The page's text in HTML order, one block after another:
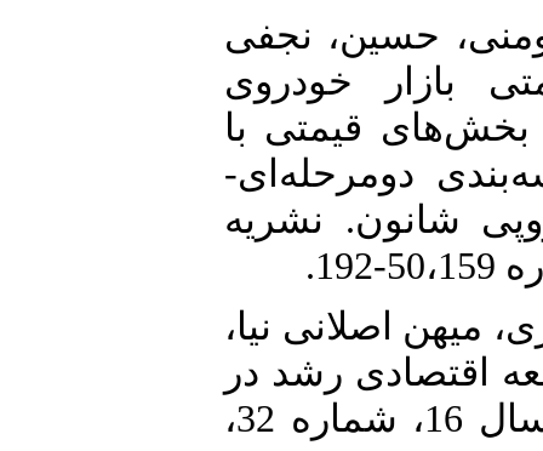
حسین، نجفی
قیمتی بازار خودروی
بخش‌های قیمتی با
دو‌مرحله‌ای-
شانون. نشریه‌
میهن اصلانی نیا،
اقتصادی رشد در
‌ایران. نشریه‌ بررسی اقتصادی ‌ایران، سال 16، شماره 32،